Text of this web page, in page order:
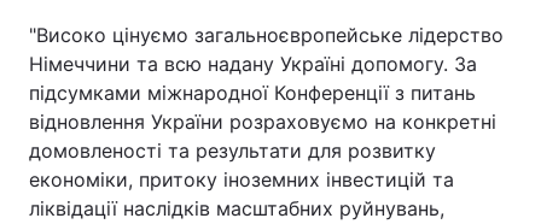
"Високо цінуємо загальноєвропейське лідерство
Німеччини та всю надану Україні допомогу. За
підсумками міжнародної Конференції з питань
відновлення України розраховуємо на конкретні
домовленості та результати для розвитку
економіки, притоку іноземних інвестицій та
ліквідації наслідків масштабних руйнувань,